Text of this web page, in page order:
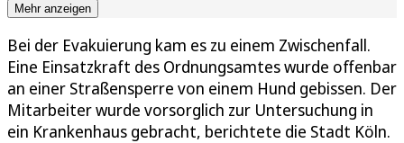
Mehr anzeigen
Bei der Evakuierung kam es zu einem Zwischenfall.
Eine Einsatzkraft des Ordnungsamtes wurde offenbar
an einer Straßensperre von einem Hund gebissen. Der
Mitarbeiter wurde vorsorglich zur Untersuchung in
ein Krankenhaus gebracht, berichtete die Stadt Köln.